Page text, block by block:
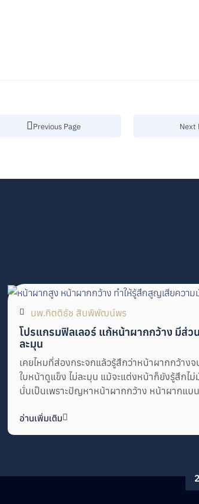
Previous Page Next
นพ.กิตติธัช สินพิพัฒน์พร
โปรแกรมฟิลเลอร์ แก้หน้าผากกว้าง มีส่วน
ละมุน
เคยไหมที่ส่องกระจกแล้วรู้สึกว่าหน้าผากกว้างจ
ใบหน้าดูแข็ง ไม่ละมุน แม้จะแต่งหน้าก็ยังรู้สึกไม่
นั่นเป็นเพราะปัญหาหน้าผากกว้าง หน้าผากแบน
อ่านเพิ่มเติม